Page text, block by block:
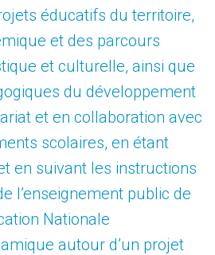
éducatifs du territoire,
et des parcours
et culturelle, ainsi que
du développement
et en collaboration avec
scolaires, en étant
en suivant les instructions
l’enseignement public de
Nationale
autour d’un projet